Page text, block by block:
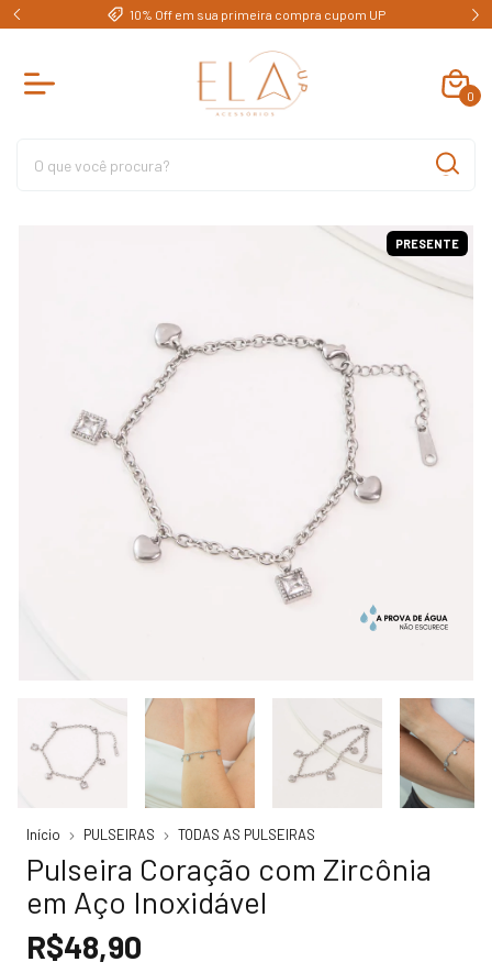
10% Off em sua primeira compra cupom UP
0
PRESENTE
Início PULSEIRAS TODAS AS PULSEIRAS
Pulseira Coração com Zircônia
em Aço Inoxidável
R$48,90